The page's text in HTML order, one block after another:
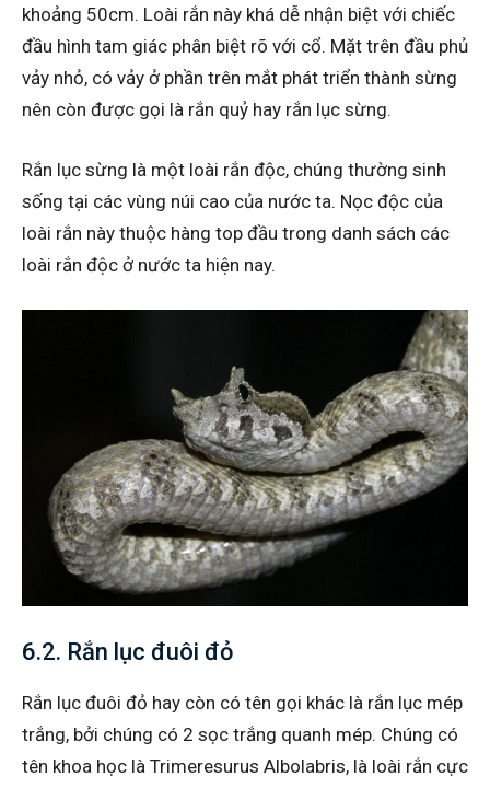
khoảng 50cm. Loài rắn này khá dễ nhận biệt với chiếc
đầu hình tam giác phân biệt rõ với cổ. Mặt trên đầu phủ
vảy nhỏ, có vảy ở phần trên mắt phát triển thành sừng
nên còn được gọi là rắn quỷ hay rắn lục sừng.
Rắn lục sừng là một loài rắn độc, chúng thường sinh
sống tại các vùng núi cao của nước ta. Nọc độc của
loài rắn này thuộc hàng top đầu trong danh sách các
loài rắn độc ở nước ta hiện nay.
6.2. Rắn lục đuôi đỏ
Rắn lục đuôi đỏ hay còn có tên gọi khác là rắn lục mép
trắng, bởi chúng có 2 sọc trắng quanh mép. Chúng có
tên khoa học là Trimeresurus Albolabris, là loài rắn cực